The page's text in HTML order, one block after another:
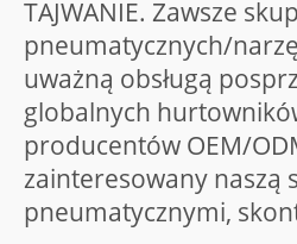
TAJWANIE. Zawsze
pneumatycznych/
uważną obsługą
globalnych
producentów OEM/
zainteresowany naszą
pneumatycznymi,